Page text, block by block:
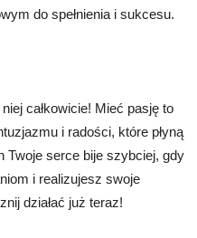
do spełnienia i sukcesu.
całkowicie! Mieć pasję to
i radości, które płyną
Twoje serce bije szybciej, gdy
i realizujesz swoje
działać już teraz!